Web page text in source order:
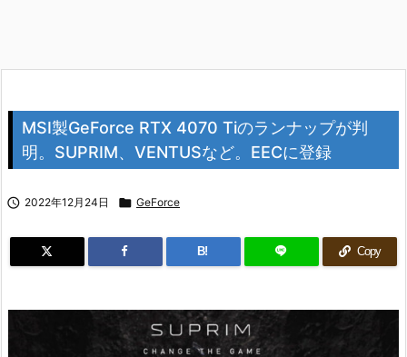
MSI製GeForce RTX 4070 Tiのランナップが判
明。SUPRIM、VENTUSなど。EECに登録
 2022年12月24日  GeForce
B! Copy